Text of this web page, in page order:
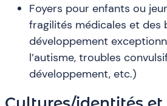
Foyers pour enfants ou
fragilités médicales et des
développement
l’autisme, troubles
développement, etc.)